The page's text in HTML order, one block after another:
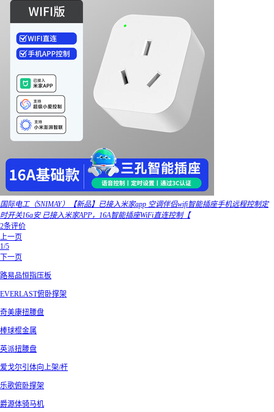
国际电工（SNIMAY）【新品】已接入米家app 空调伴侣wifi智能插座手机远程控制定
时开关16a安 已接入米家APP，16A智能插座WiFi直连控制【
2条评价
上一页
1/5
下一页
路易品恒指压板
EVERLAST俯卧撑架
奇美康扭腰盘
棒球棍金属
英派扭腰盘
爱戈尔引体向上架/杆
乐歌俯卧撑架
爵源体骑马机